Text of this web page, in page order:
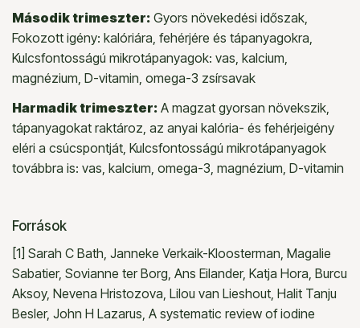
Második trimeszter: Gyors növekedési időszak,
Fokozott igény: kalóriára, fehérjére és tápanyagokra,
Kulcsfontosságú mikrotápanyagok: vas, kalcium,
magnézium, D-vitamin, omega-3 zsírsavak
Harmadik trimeszter: A magzat gyorsan növekszik,
tápanyagokat raktároz, az anyai kalória- és fehérjeigény
eléri a csúcspontját, Kulcsfontosságú mikrotápanyagok
továbbra is: vas, kalcium, omega-3, magnézium, D-vitamin
Források
[1] Sarah C Bath, Janneke Verkaik-Kloosterman, Magalie
Sabatier, Sovianne ter Borg, Ans Eilander, Katja Hora, Burcu
Aksoy, Nevena Hristozova, Lilou van Lieshout, Halit Tanju
Besler, John H Lazarus, A systematic review of iodine